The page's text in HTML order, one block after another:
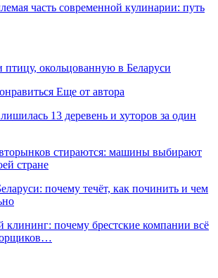
часть современной кулинарии: путь
окольцованную в Беларуси
Еще от автора
13 деревень и хуторов за один
стираются: машины выбирают
стране
почему течёт, как починить и чем
почему брестские компании всё